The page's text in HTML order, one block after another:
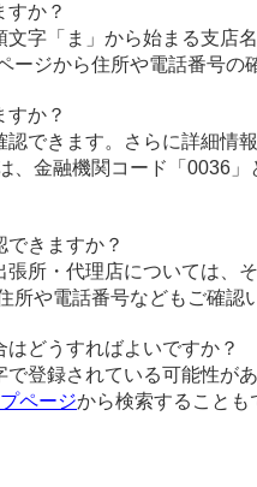
すか？
文字「ま」から始まる支店
ージから住所や電話番号の
すか？
できます。さらに詳細情
、金融機関コード「0036
きますか？
所・代理店については、
所や電話番号などもご確認
どうすればよいですか？
で登録されている可能性が
プページから検索することも